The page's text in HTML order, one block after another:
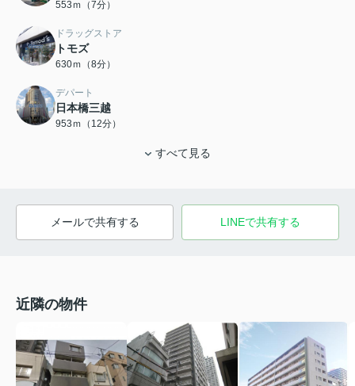
553ｍ（7分）
ドラッグストア
トモズ
630ｍ（8分）
デパート
日本橋三越
953ｍ（12分）
すべて見る
メールで共有する LINEで共有する
近隣の物件